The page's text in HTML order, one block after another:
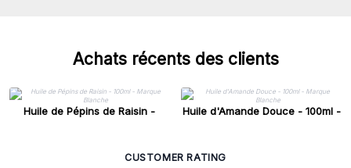
Achats récents des clients
Huile de Pépins de Raisin -
Huile d'Amande Douce - 100ml -
CUSTOMER RATING